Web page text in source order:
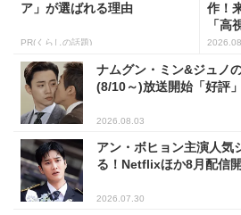
ア」が選ばれる理由
PR(くらしの話題)
作！
「高
ナムグン・ミン&ジュノ
(8/10～)放送開始「好評
2026.08.03
アン・ボヒョン主演人気
る！Netflixほか8月配信
2026.07.30